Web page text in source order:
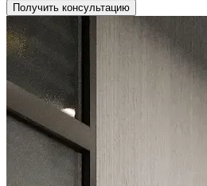
Получить консультацию